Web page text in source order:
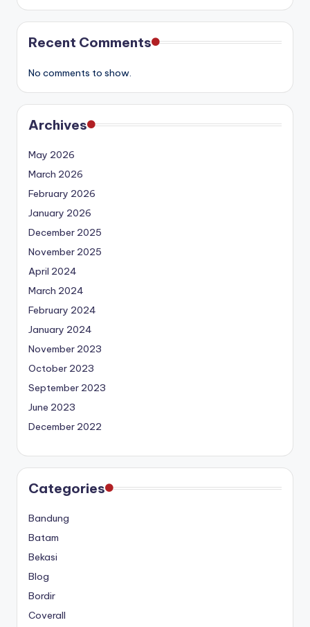
Recent Comments
No comments to show.
Archives
May 2026
March 2026
February 2026
January 2026
December 2025
November 2025
April 2024
March 2024
February 2024
January 2024
November 2023
October 2023
September 2023
June 2023
December 2022
Categories
Bandung
Batam
Bekasi
Blog
Bordir
Coverall